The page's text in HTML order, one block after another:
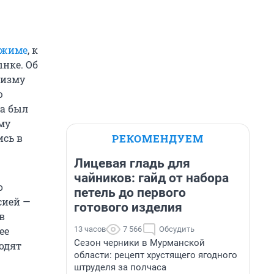
, к
Об
был
в
—
РЕКОМЕНДУЕМ
Лицевая гладь для
чайников: гайд от набора
петель до первого
готового изделия
13 часов 7 566 Обсудить
Сезон черники в Мурманской
области: рецепт хрустящего ягодного
штруделя за полчаса